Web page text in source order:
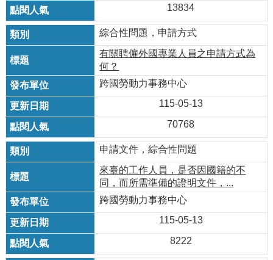
13834
綜合性問題，申請方式
有關聘僱外國專業人員之申請方式為
何？
跨國勞動力事務中心
115-05-13
70768
申請文件，綜合性問題
來臺的工作人員，是否因國籍的不
同，而所需準備的證明文件，...
跨國勞動力事務中心
115-05-13
8222